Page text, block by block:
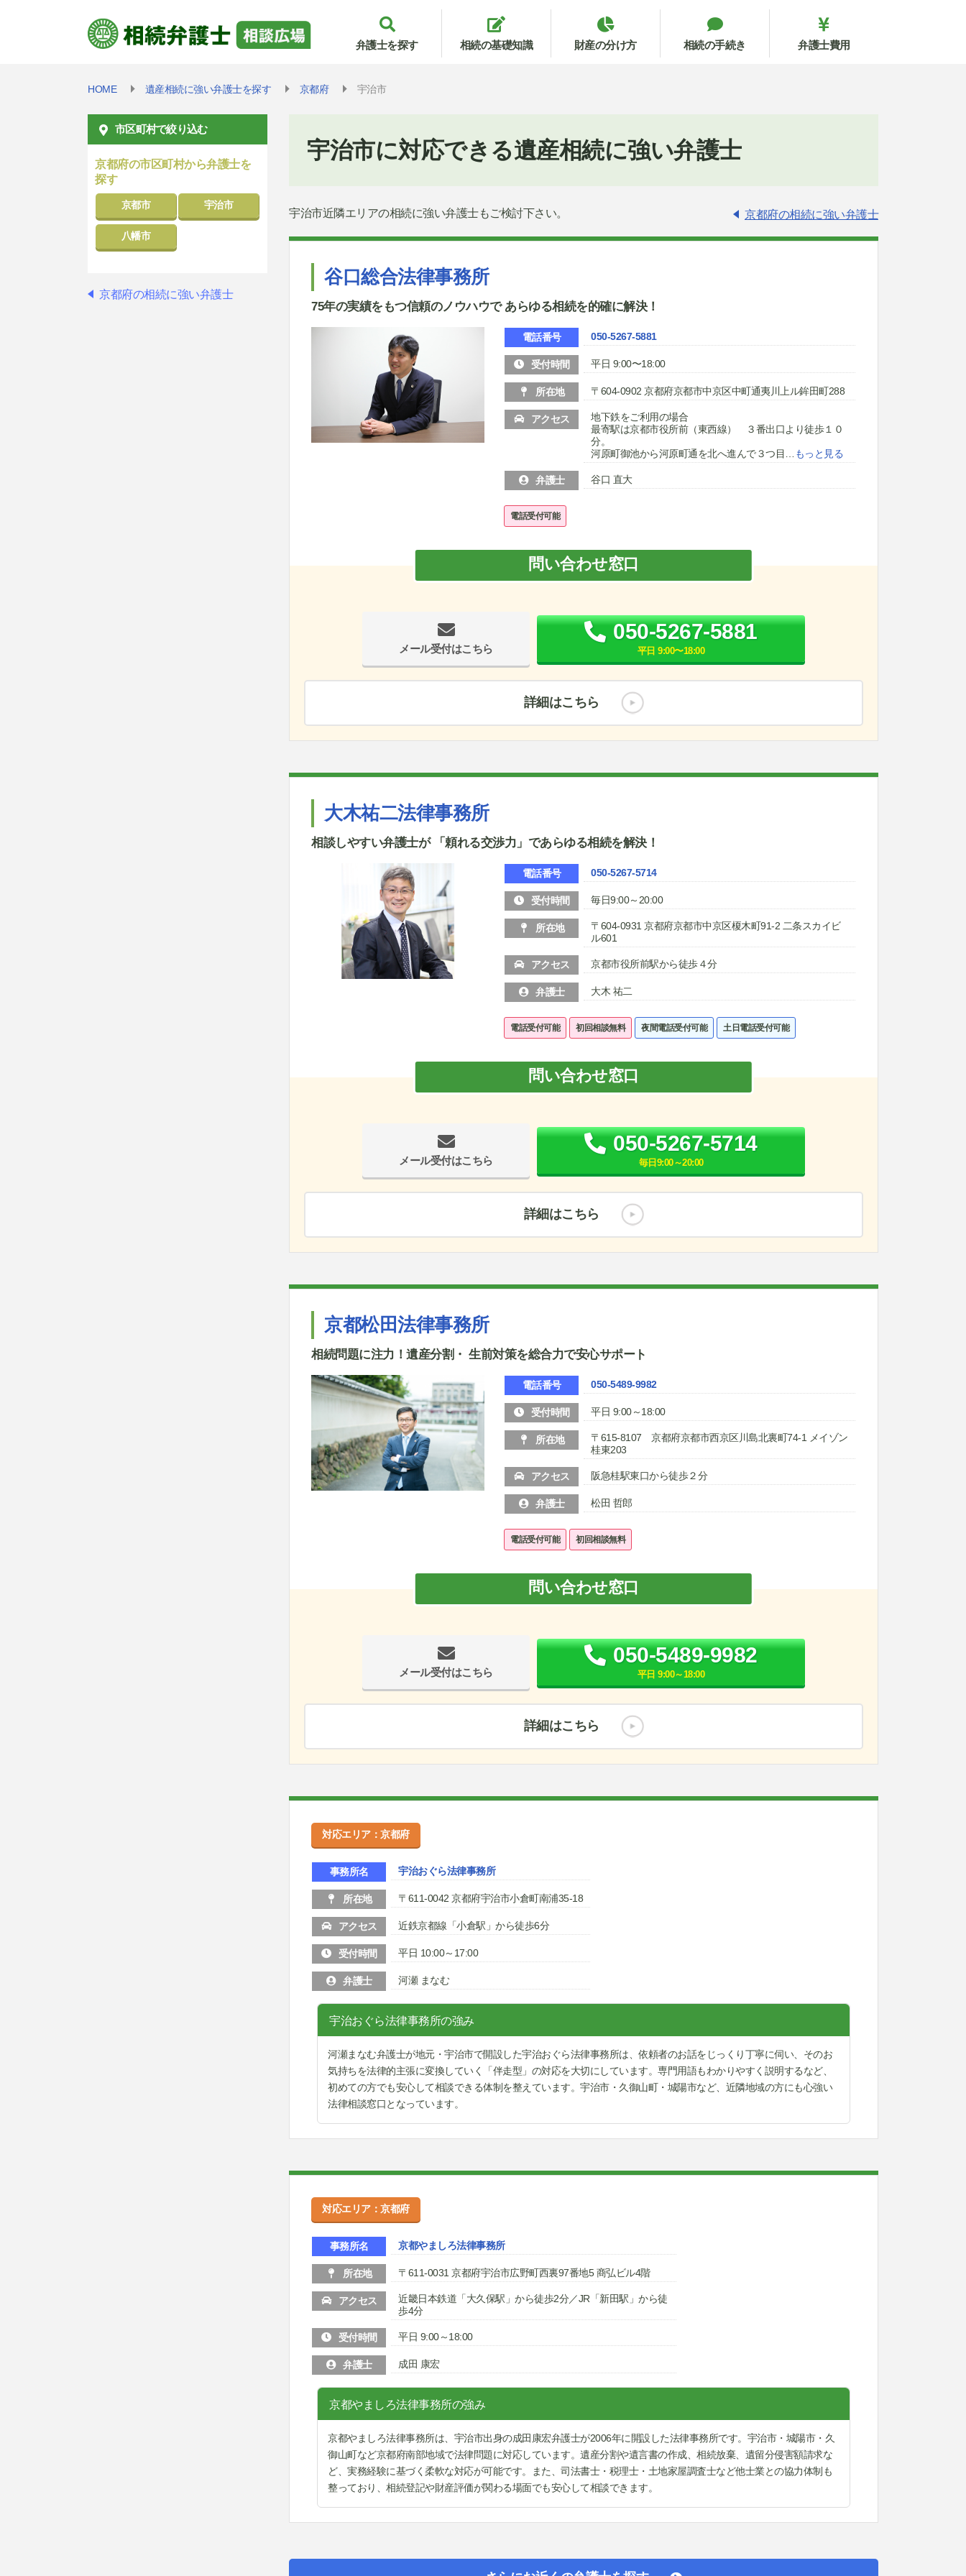
弁護士を探す 相続の基礎知識 財産の分け方 相続の手続き 弁護士費用
HOME 遺産相続に強い弁護士を探す 京都府 宇治市
宇治市に対応できる遺産相続に強い弁護士
宇治市近隣エリアの相続に強い弁護士もご検討下さい。 京都府の相続に強い弁護士
谷口総合法律事務所
75年の実績をもつ信頼のノウハウで あらゆる相続を的確に解決！
電話番号 050-5267-5881
受付時間 平日 9:00〜18:00
所在地 〒604-0902 京都府京都市中京区中町通夷川上ル鉾田町288
アクセス
地下鉄をご利用の場合
最寄駅は京都市役所前（東西線） ３番出口より徒歩１０
分。
河原町御池から河原町通を北へ進んで３つ目
もっと見る
弁護士 谷口 直大
電話受付可能
問い合わせ窓口
メール受付はこちら
050-5267-5881
平日 9:00〜18:00
詳細はこちら
大木祐二法律事務所
相談しやすい弁護士が 「頼れる交渉力」であらゆる相続を解決！
電話番号 050-5267-5714
受付時間 毎日9:00～20:00
所在地
〒604-0931 京都府京都市中京区榎木町91-2 二条スカイビ
ル601
アクセス 京都市役所前駅から徒歩４分
弁護士 大木 祐二
電話受付可能 初回相談無料 夜間電話受付可能 土日電話受付可能
問い合わせ窓口
メール受付はこちら
050-5267-5714
毎日9:00～20:00
詳細はこちら
京都松田法律事務所
相続問題に注力！遺産分割・ 生前対策を総合力で安心サポート
電話番号 050-5489-9982
受付時間 平日 9:00～18:00
所在地
〒615-8107 京都府京都市西京区川島北裏町74-1 メイゾン
桂東203
アクセス 阪急桂駅東口から徒歩２分
弁護士 松田 哲郎
電話受付可能 初回相談無料
問い合わせ窓口
メール受付はこちら
050-5489-9982
平日 9:00～18:00
詳細はこちら
対応エリア：京都府
事務所名 宇治おぐら法律事務所
所在地 〒611-0042 京都府宇治市小倉町南浦35-18
アクセス 近鉄京都線「小倉駅」から徒歩6分
受付時間 平日 10:00～17:00
弁護士 河瀬 まなむ
宇治おぐら法律事務所の強み
河瀬まなむ弁護士が地元・宇治市で開設した宇治おぐら法律事務所は、依頼者のお話をじっくり丁寧に伺い、そのお
気持ちを法律的主張に変換していく「伴走型」の対応を大切にしています。専門用語もわかりやすく説明するなど、
初めての方でも安心して相談できる体制を整えています。宇治市・久御山町・城陽市など、近隣地域の方にも心強い
法律相談窓口となっています。
対応エリア：京都府
事務所名 京都やましろ法律事務所
所在地 〒611-0031 京都府宇治市広野町西裏97番地5 商弘ビル4階
アクセス
近畿日本鉄道「大久保駅」から徒歩2分／JR「新田駅」から徒
歩4分
受付時間 平日 9:00～18:00
弁護士 成田 康宏
京都やましろ法律事務所の強み
京都やましろ法律事務所は、宇治市出身の成田康宏弁護士が2006年に開設した法律事務所です。宇治市・城陽市・久
御山町など京都府南部地域で法律問題に対応しています。遺産分割や遺言書の作成、相続放棄、遺留分侵害額請求な
ど、実務経験に基づく柔軟な対応が可能です。また、司法書士・税理士・土地家屋調査士など他士業との協力体制も
整っており、相続登記や財産評価が関わる場面でも安心して相談できます。
市区町村で絞り込む
京都府の市区町村から弁護士を
探す
京都市 宇治市
八幡市
京都府の相続に強い弁護士